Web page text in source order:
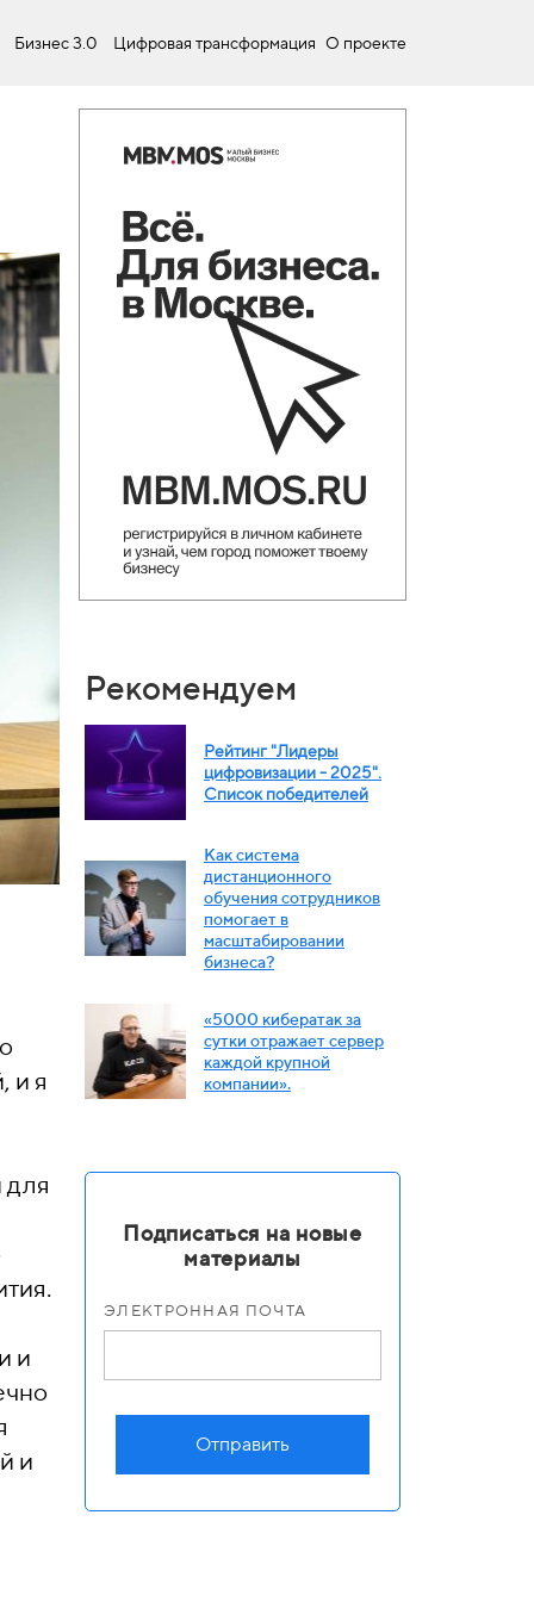
Бизнес 3.0 Цифровая трансформация О проекте
и я
для
и
и
Рекомендуем
Рейтинг "Лидеры
цифровизации - 2025".
Список победителей
Как система
дистанционного
обучения сотрудников
помогает в
масштабировании
бизнеса?
«5000 кибератак за
сутки отражает сервер
каждой крупной
компании».
Подписаться на новые
материалы
ЭЛЕКТРОННАЯ ПОЧТА
Отправить